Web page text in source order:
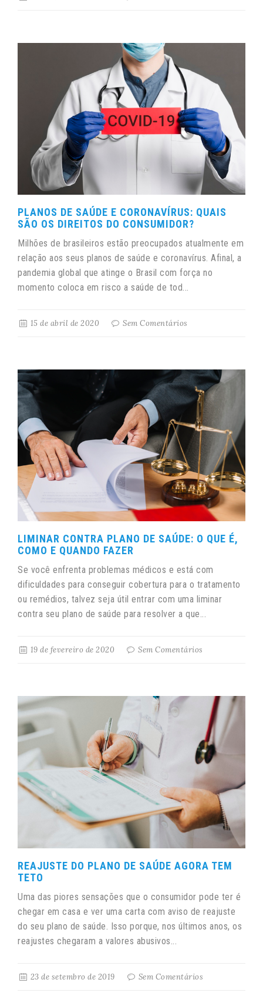
PLANOS DE SAÚDE E CORONAVÍRUS: QUAIS
SÃO OS DIREITOS DO CONSUMIDOR?
Milhões de brasileiros estão preocupados atualmente em
relação aos seus planos de saúde e coronavírus. Afinal, a
pandemia global que atinge o Brasil com força no
momento coloca em risco a saúde de tod...
15 de abril de 2020 Sem Comentários
LIMINAR CONTRA PLANO DE SAÚDE: O QUE É,
COMO E QUANDO FAZER
Se você enfrenta problemas médicos e está com
dificuldades para conseguir cobertura para o tratamento
ou remédios, talvez seja útil entrar com uma liminar
contra seu plano de saúde para resolver a que...
19 de fevereiro de 2020 Sem Comentários
REAJUSTE DO PLANO DE SAÚDE AGORA TEM
TETO
Uma das piores sensações que o consumidor pode ter é
chegar em casa e ver uma carta com aviso de reajuste
do seu plano de saúde. Isso porque, nos últimos anos, os
reajustes chegaram a valores abusivos...
23 de setembro de 2019 Sem Comentários